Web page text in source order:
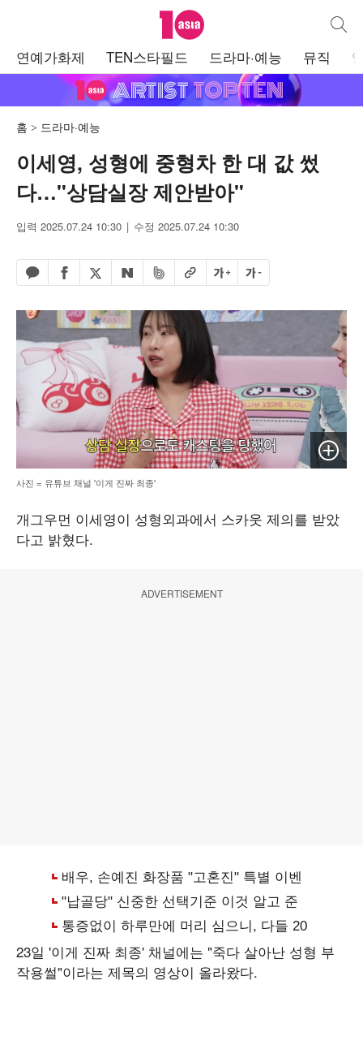
텐아시아 통합
연예가화제 TEN스타필드 드라마·예능 뮤직
홈 드라마·예능
이세영, 성형에 중형차 한 대 값 썼
다…"상담실장 제안받아"
입력 2025.07.24 10:30 수정 2025.07.24 10:30
카카오톡 공유하기
페이스북 공유하기
엑스 공유하기
네이버 공유하기
밴드 공유하기
URL복사글자 크게글자 작게
이미지
사진 = 유튜브 채널 '이게 진짜 최종'
개그우먼 이세영이 성형외과에서 스카웃 제의를 받았
다고 밝혔다.
ADVERTISEMENT
23일 '이게 진짜 최종' 채널에는 "죽다 살아난 성형 부
작용썰"이라는 제목의 영상이 올라왔다.